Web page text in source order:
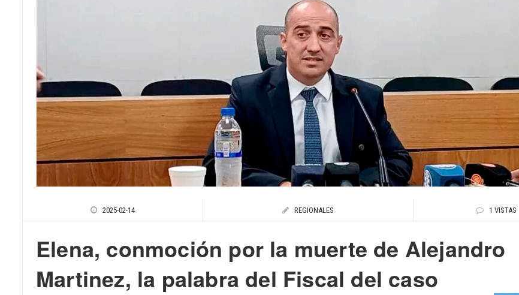
2025-02-14 REGIONALES 1 VISTAS
Elena, conmoción por la muerte de Alejandro
Martinez, la palabra del Fiscal del caso